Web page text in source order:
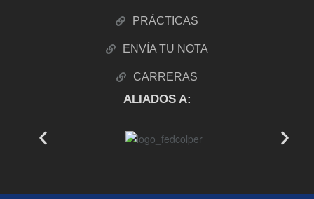
PRÁCTICAS
ENVÍA TU NOTA
CARRERAS
ALIADOS A: